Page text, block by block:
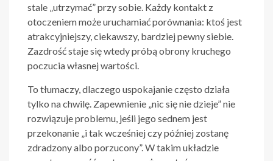
stale „utrzymać” przy sobie. Każdy kontakt z
otoczeniem może uruchamiać porównania: ktoś jest
atrakcyjniejszy, ciekawszy, bardziej pewny siebie.
Zazdrość staje się wtedy próbą obrony kruchego
poczucia własnej wartości.
To tłumaczy, dlaczego uspokajanie często działa
tylko na chwilę. Zapewnienie „nic się nie dzieje” nie
rozwiązuje problemu, jeśli jego sednem jest
przekonanie „i tak wcześniej czy później zostanę
zdradzony albo porzucony”. W takim układzie